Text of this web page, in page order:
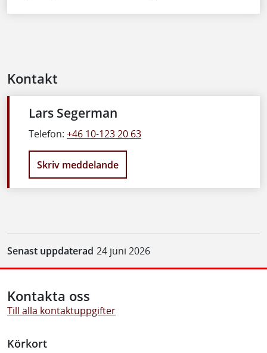
Kontakt
Lars Segerman
Telefon: +46 10-123 20 63
Skriv meddelande
Senast uppdaterad 24 juni 2026
Kontakta oss
Till alla kontaktuppgifter
Körkort